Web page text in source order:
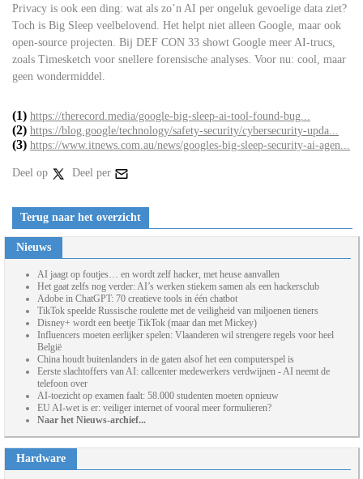
Privacy is ook een ding: wat als zo’n AI per ongeluk gevoelige data ziet?
Toch is Big Sleep veelbelovend. Het helpt niet alleen Google, maar ook
open-source projecten. Bij DEF CON 33 showt Google meer AI-trucs,
zoals Timesketch voor snellere forensische analyses. Voor nu: cool, maar
geen wondermiddel.
(1) https://therecord.media/google-big-sleep-ai-tool-found-bug...
(2) https://blog.google/technology/safety-security/cybersecurity-upda...
(3) https://www.itnews.com.au/news/googles-big-sleep-security-ai-agen...
Deel op Deel per
Terug naar het overzicht
Nieuws
AI jaagt op foutjes… en wordt zelf hacker, met heuse aanvallen
Het gaat zelfs nog verder: AI’s werken stiekem samen als een hackersclub
Adobe in ChatGPT: 70 creatieve tools in één chatbot
TikTok speelde Russische roulette met de veiligheid van miljoenen tieners
Disney+ wordt een beetje TikTok (maar dan met Mickey)
Influencers moeten eerlijker spelen: Vlaanderen wil strengere regels voor heel
België
China houdt buitenlanders in de gaten alsof het een computerspel is
Eerste slachtoffers van AI: callcenter medewerkers verdwijnen - AI neemt de
telefoon over
AI-toezicht op examen faalt: 58.000 studenten moeten opnieuw
EU AI-wet is er: veiliger internet of vooral meer formulieren?
Naar het Nieuws-archief...
Hardware